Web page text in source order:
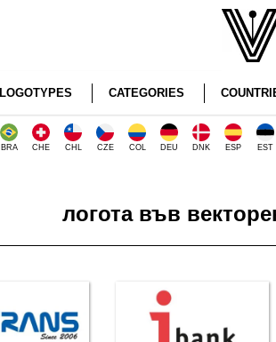
LOGOTYPES CATEGORIES
BRA CHE CHL CZE COL DEU DNK ESP EST
логота във